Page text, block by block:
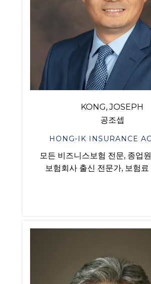
KONG, JOSEPH
공조셉
HONG-IK INSURANCE
모든 비즈니스보험 전문, 종업
보험회사 출신 전문가, 보험료